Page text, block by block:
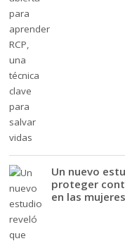
Un nuevo
proteger
en las mujeres